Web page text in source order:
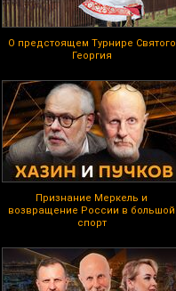
О предстоящем Турнире Святого
Георгия
Признание Меркель и
возвращение России в большой
спорт